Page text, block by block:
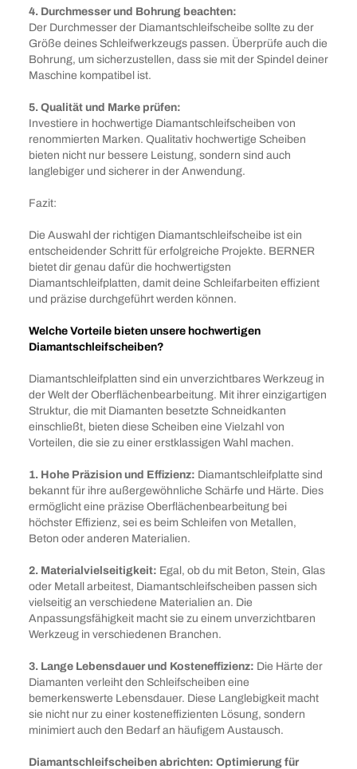
4. Durchmesser und Bohrung beachten:
Der Durchmesser der Diamantschleifscheibe sollte zu der
Größe deines Schleifwerkzeugs passen. Überprüfe auch die
Bohrung, um sicherzustellen, dass sie mit der Spindel deiner
Maschine kompatibel ist.
5. Qualität und Marke prüfen:
Investiere in hochwertige Diamantschleifscheiben von
renommierten Marken. Qualitativ hochwertige Scheiben
bieten nicht nur bessere Leistung, sondern sind auch
langlebiger und sicherer in der Anwendung.
Fazit:
Die Auswahl der richtigen Diamantschleifscheibe ist ein
entscheidender Schritt für erfolgreiche Projekte. BERNER
bietet dir genau dafür die hochwertigsten
Diamantschleifplatten, damit deine Schleifarbeiten effizient
und präzise durchgeführt werden können.
Welche Vorteile bieten unsere hochwertigen
Diamantschleifscheiben?
Diamantschleifplatten sind ein unverzichtbares Werkzeug in
der Welt der Oberflächenbearbeitung. Mit ihrer einzigartigen
Struktur, die mit Diamanten besetzte Schneidkanten
einschließt, bieten diese Scheiben eine Vielzahl von
Vorteilen, die sie zu einer erstklassigen Wahl machen.
1. Hohe Präzision und Effizienz: Diamantschleifplatte sind
bekannt für ihre außergewöhnliche Schärfe und Härte. Dies
ermöglicht eine präzise Oberflächenbearbeitung bei
höchster Effizienz, sei es beim Schleifen von Metallen,
Beton oder anderen Materialien.
2. Materialvielseitigkeit: Egal, ob du mit Beton, Stein, Glas
oder Metall arbeitest, Diamantschleifscheiben passen sich
vielseitig an verschiedene Materialien an. Die
Anpassungsfähigkeit macht sie zu einem unverzichtbaren
Werkzeug in verschiedenen Branchen.
3. Lange Lebensdauer und Kosteneffizienz: Die Härte der
Diamanten verleiht den Schleifscheiben eine
bemerkenswerte Lebensdauer. Diese Langlebigkeit macht
sie nicht nur zu einer kosteneffizienten Lösung, sondern
minimiert auch den Bedarf an häufigem Austausch.
Diamantschleifscheiben abrichten: Optimierung für